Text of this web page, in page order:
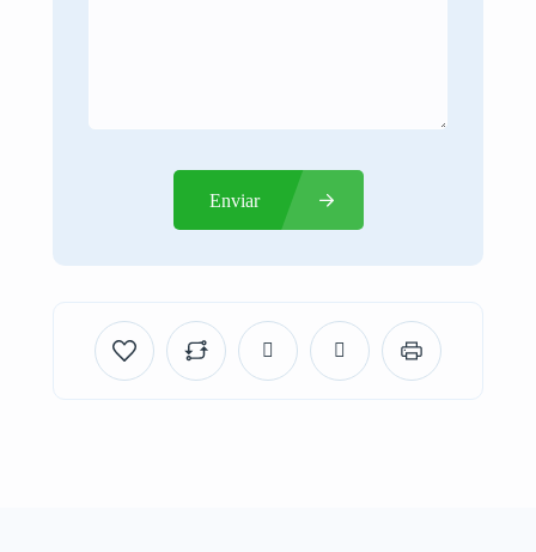
Enviar